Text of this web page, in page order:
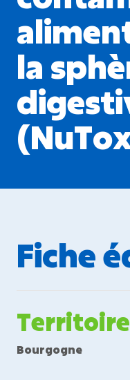
la
Fiche
Territoire
Bourgogne